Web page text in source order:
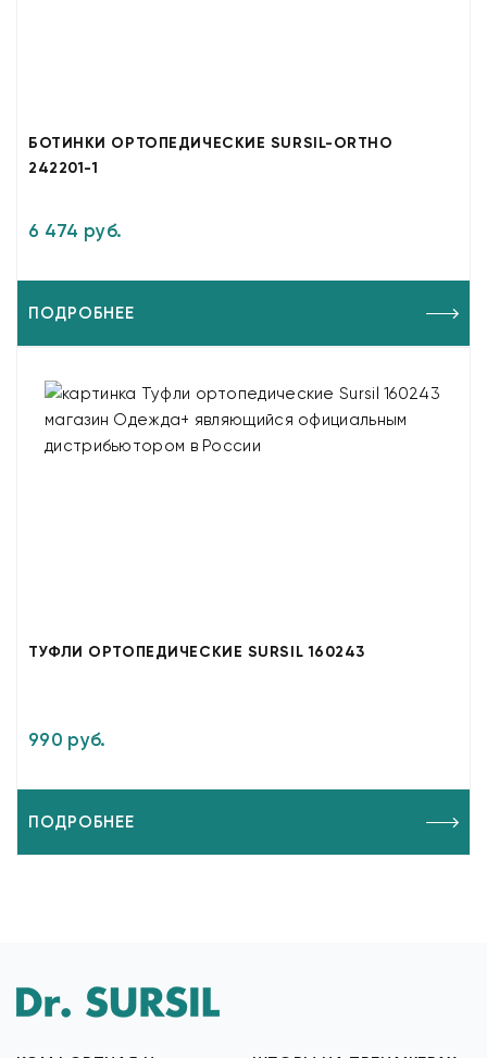
БОТИНКИ ОРТОПЕДИЧЕСКИЕ SURSIL-ORTHO
242201-1
6 474 руб.
ПОДРОБНЕЕ
ТУФЛИ ОРТОПЕДИЧЕСКИЕ SURSIL 160243
990 руб.
ПОДРОБНЕЕ